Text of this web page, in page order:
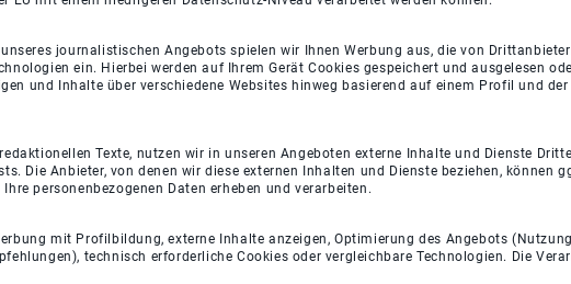
journalistischen Angebots spielen wir Ihnen Werbung aus, die von
ein. Hierbei werden auf Ihrem Gerät Cookies gespeichert und ausgelesen
und Inhalte über verschiedene Websites hinweg basierend auf einem Profil und
Texte, nutzen wir in unseren Angeboten externe Inhalte und Dienste
Die Anbieter, von denen wir diese externen Inhalten und Dienste beziehen, können
personenbezogenen Daten erheben und verarbeiten.
mit Profilbildung, externe Inhalte anzeigen, Optimierung des Angebots
technisch erforderliche Cookies oder vergleichbare Technologien. Die